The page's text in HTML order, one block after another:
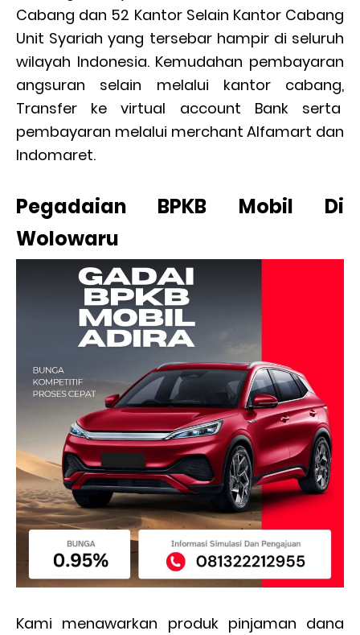
Cabang dan 52 Kantor Selain Kantor Cabang
Unit Syariah yang tersebar hampir di seluruh
wilayah Indonesia. Kemudahan pembayaran
angsuran selain melalui kantor cabang,
Transfer ke virtual account Bank serta
pembayaran melalui merchant Alfamart dan
Indomaret.
Pegadaian BPKB Mobil Di
Wolowaru
Kami menawarkan produk pinjaman dana